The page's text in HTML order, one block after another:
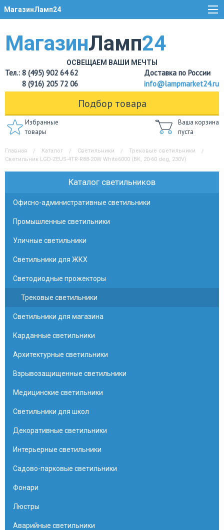
МагазинЛамп24
МагазинЛамп24
ОСВЕЩАЕМ ВАШИ МЕЧТЫ
Тел.: 8 (495) 902 64 62
8 (916) 205 72 06
Доставка по России
info@lampmarket24.ru
Подбор товара
Избранные
товары
Ваша корзина
пуста
Главная Каталог Светильники
Трековые светильники
Светильник LGD-ZEUS-4TR-R88-20W White6000 (BK, 20-60 deg, 230V)
Каталог светильников
Офисно-административные светильники
Промышленные светильники
Уличные светильники
Светильники для ЖКХ
Светодиодные прожекторы
Трековые светильники
Светильники для магазина
Карданные светильники
Архитектурные светильники
Взрывозащищенные светильники
Медицинские светильники
Светильники для школ
Декоративные светильники
Интерьерные светильники
Садово-парковые светильники
Фонари
Люстры
Аварийные светильники